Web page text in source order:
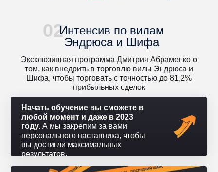
02Интенсив по вилам
Эндрюса и Шифа
Эксклюзивная программа Дмитрия Абраменко о
том, как внедрить в торговлю вилы Эндрюса и
Шифа, чтобы торговать с точностью до 81,2%
прибыльных сделок
Начать обучение вы сможете в
любой момент и даже в 2023
году. А мы закрепим за вами
персонального наставника, чтобы
вы достигли максимальных
результатов.